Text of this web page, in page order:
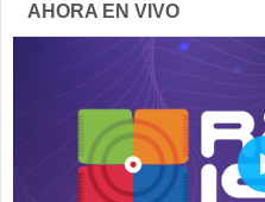
AHORA EN VIVO